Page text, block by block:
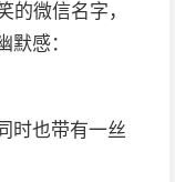
的微信名字，
感：
时也带有一丝